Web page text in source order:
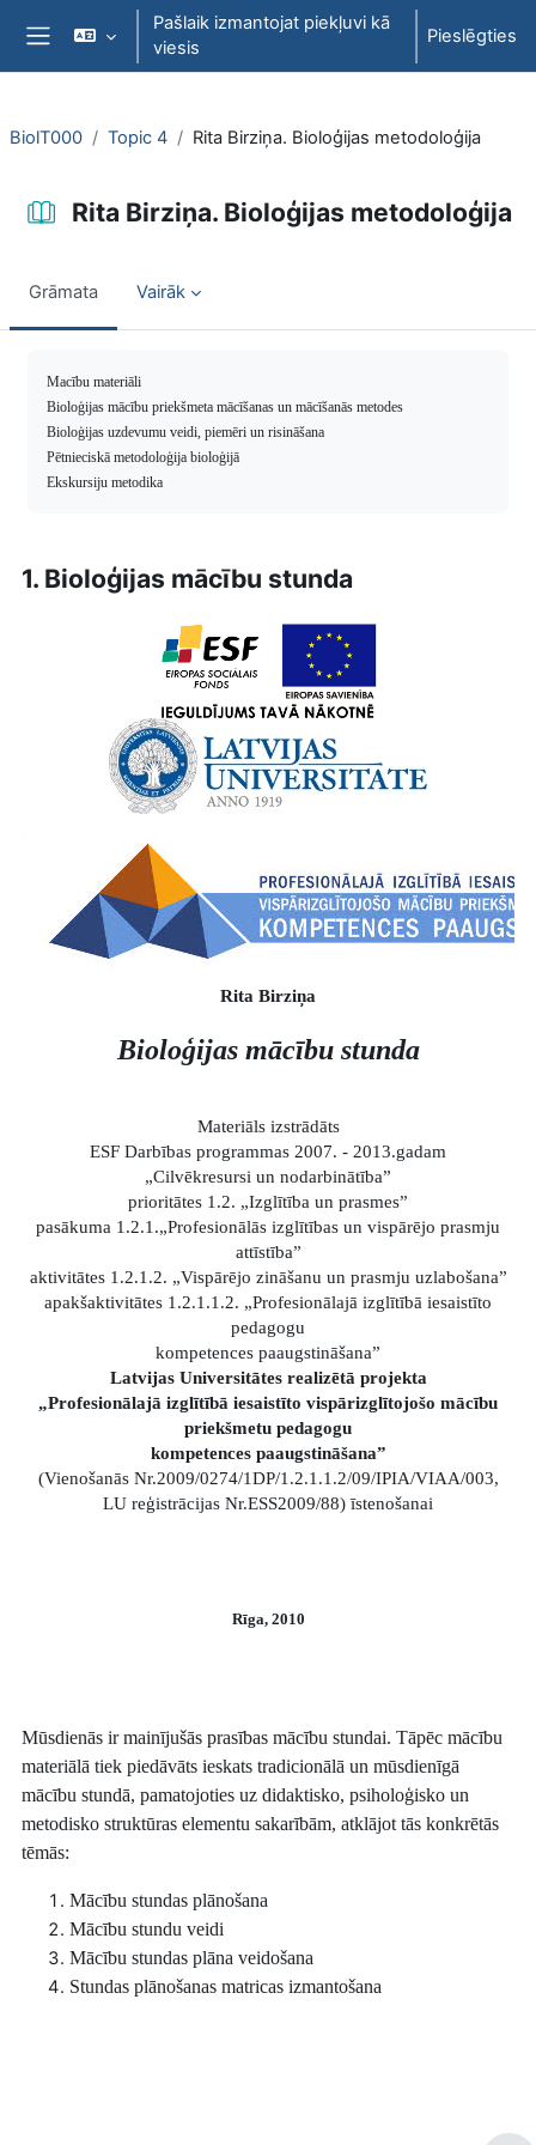
Atvērt galveno saturu
Sānu panelis
Pašlaik izmantojat piekļuvi kā
viesis
Pieslēgties
BiolT000 Topic 4 Rita Birziņa. Bioloģijas metodoloģija
Rita Birziņa. Bioloģijas metodoloģija
Grāmata Vairāk
Macību materiāli
Bioloģijas mācību priekšmeta mācīšanas un mācīšanās metodes
Bioloģijas uzdevumu veidi, piemēri un risināšana
Pētnieciskā metodoloģija bioloģijā
Ekskursiju metodika
1. Bioloģijas mācību stunda
Rita Birziņa
Bioloģijas mācību stunda
Materiāls izstrādāts
ESF Darbības programmas 2007. - 2013.gadam
„Cilvēkresursi un nodarbinātība”
prioritātes 1.2. „Izglītība un prasmes”
pasākuma 1.2.1.„Profesionālās izglītības un vispārējo prasmju
attīstība”
aktivitātes 1.2.1.2. „Vispārējo zināšanu un prasmju uzlabošana”
apakšaktivitātes 1.2.1.1.2. „Profesionālajā izglītībā iesaistīto
pedagogu
kompetences paaugstināšana”
Latvijas Universitātes realizētā projekta
„Profesionālajā izglītībā iesaistīto vispārizglītojošo mācību
priekšmetu pedagogu
kompetences paaugstināšana”
(Vienošanās Nr.2009/0274/1DP/1.2.1.1.2/09/IPIA/VIAA/003,
LU reģistrācijas Nr.ESS2009/88) īstenošanai
Rīga, 2010
Mūsdienās ir mainījušās prasības mācību stundai. Tāpēc mācību
materiālā tiek piedāvāts ieskats tradicionālā un mūsdienīgā
mācību stundā, pamatojoties uz didaktisko, psiholoģisko un
metodisko struktūras elementu sakarībām, atklājot tās konkrētās
tēmās:
Mācību stundas plānošana
Mācību stundu veidi
Mācību stundas plāna veidošana
Stundas plānošanas matricas izmantošana